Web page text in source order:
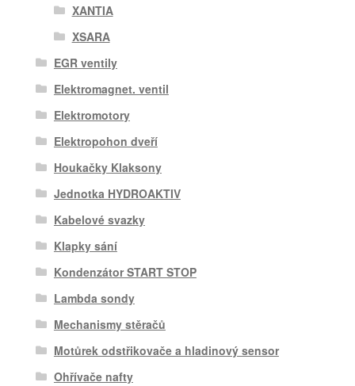
XANTIA
XSARA
EGR ventily
Elektromagnet. ventil
Elektromotory
Elektropohon dveří
Houkačky Klaksony
Jednotka HYDROAKTIV
Kabelové svazky
Klapky sání
Kondenzátor START STOP
Lambda sondy
Mechanismy stěračů
Motůrek odstřikovače a hladinový sensor
Ohřívače nafty